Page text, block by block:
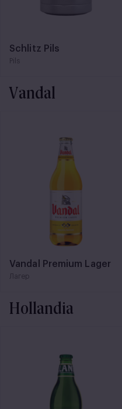
Schlitz Pils
Pils
Vandal
Vandal Premium Lager
Лагер
Hollandia